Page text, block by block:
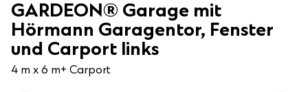
GARDEON® Garage mit
Hörmann Garagentor, Fenster
und Carport links
4 m x 6 m+ Carport